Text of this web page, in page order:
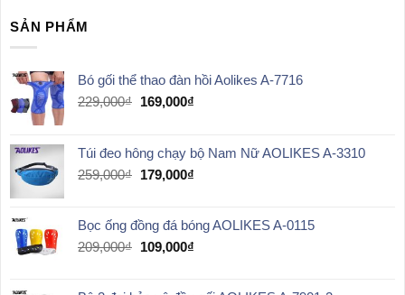
SẢN PHẨM
Bó gối thể thao đàn hồi Aolikes A-7716
229,000₫ Giá
229,000₫.
169,000₫Giá
là:
169,000₫.
Túi đeo hông chạy bộ Nam Nữ AOLIKES A-3310
259,000₫ Giá
259,000₫.
179,000₫Giá
là:
179,000₫.
Bọc ống đồng đá bóng AOLIKES A-0115
209,000₫ Giá
109,000₫Giá